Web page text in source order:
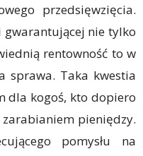
przedsięwzięcia.
nie tylko
rentowność to w
sprawa. Taka kwestia
dla kogoś, kto dopiero
pieniędzy.
pomysłu na